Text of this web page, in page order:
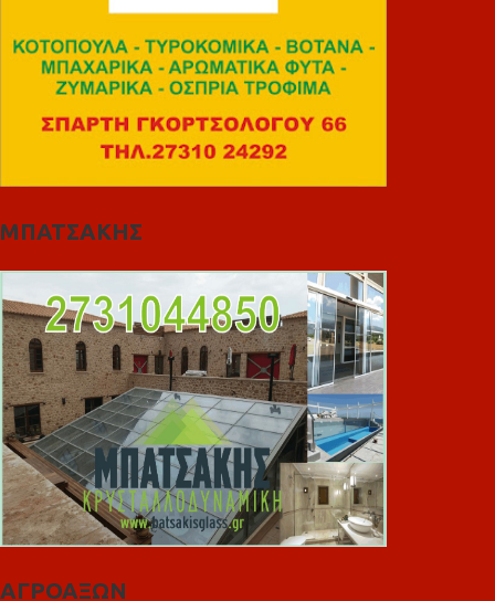
ΜΠΑΤΣΑΚΗΣ
ΑΓΡΟΑΞΩΝ